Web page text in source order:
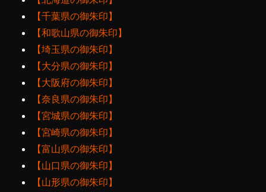
【千葉県の御朱印】
【和歌山県の御朱印】
【埼玉県の御朱印】
【大分県の御朱印】
【大阪府の御朱印】
【奈良県の御朱印】
【宮城県の御朱印】
【宮崎県の御朱印】
【富山県の御朱印】
【山口県の御朱印】
【山形県の御朱印】